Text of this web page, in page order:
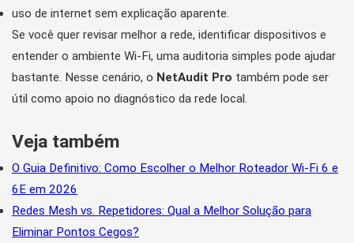
uso de internet sem explicação aparente.
Se você quer revisar melhor a rede, identificar dispositivos e
entender o ambiente Wi-Fi, uma auditoria simples pode ajudar
bastante. Nesse cenário, o NetAudit Pro também pode ser
útil como apoio no diagnóstico da rede local.
Veja também
O Guia Definitivo: Como Escolher o Melhor Roteador Wi-Fi 6 e
6E em 2026
Redes Mesh vs. Repetidores: Qual a Melhor Solução para
Eliminar Pontos Cegos?